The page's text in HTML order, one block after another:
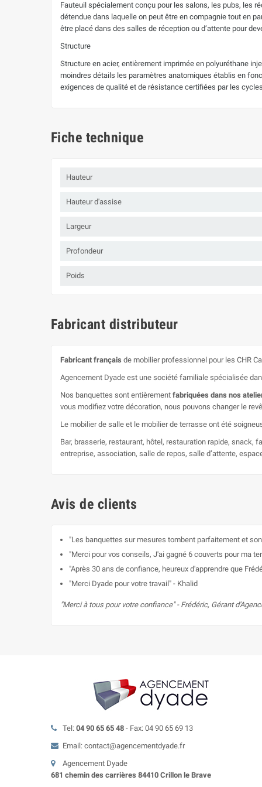
Fauteuil spécialement conçu pour les salons, les pubs, les
détendue dans laquelle on peut être en compagnie tout en
être placé dans des salles de réception ou d’attente pour
Structure
Structure en acier, entièrement imprimée en polyuréthane
moindres détails les paramètres anatomiques établis en
exigences de qualité et de résistance certifiées par les
Fiche technique
Hauteur
Hauteur d'assise
Largeur
Profondeur
Poids
Fabricant distributeur
Fabricant français de mobilier professionnel pour les CHR
Agencement Dyade est une société familiale spécialisée
Nos banquettes sont entièrement fabriquées dans nos
vous modifiez votre décoration, nous pouvons changer le
Le mobilier de salle et le mobilier de terrasse ont été
Bar, brasserie, restaurant, hôtel, restauration rapide, snack,
entreprise, association, salle de repos, salle d’attente,
Avis de clients
"Les banquettes sur mesures tombent parfaitement et
"Merci pour vos conseils, J'ai gagné 6 couverts pour ma
"Après 30 ans de confiance, heureux d'apprendre que
"Merci Dyade pour votre travail" - Khalid
"Merci à tous pour votre confiance" - Frédéric, Gérant
Tel: 04 90 65 65 48 - Fax: 04 90 65 69 13
Email: contact@agencementdyade.fr
Agencement Dyade
681 chemin des carrières 84410 Crillon le Brave